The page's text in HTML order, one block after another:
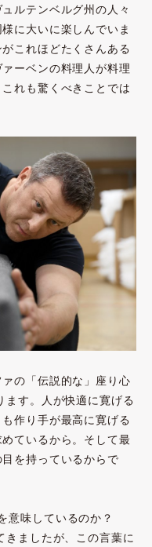
ルテンベルグ州の人々
に大いに楽しんでいま
これほどたくさんある
ーベンの料理人が料理
れも驚くべきことでは
の「伝説的な」座り心
ます。人が快適に寛げる
作り手が最高に寛げる
ているから。そして最
を持っているからで
味しているのか？
きましたが、この言葉に